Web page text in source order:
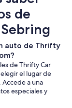
de
auto de Thrifty
de Thrifty Car
el lugar de
a una
especiales y